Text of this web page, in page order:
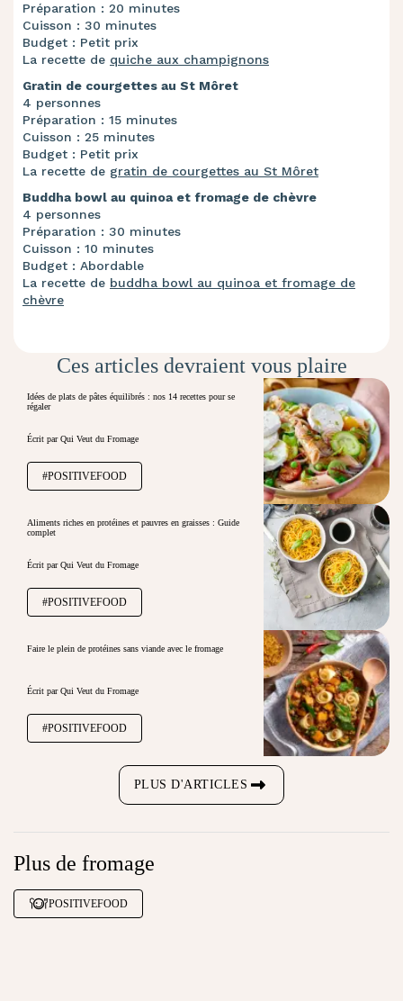
Préparation : 20 minutes
Cuisson : 30 minutes
Budget : Petit prix
La recette de quiche aux champignons
Gratin de courgettes au St Môret
4 personnes
Préparation : 15 minutes
Cuisson : 25 minutes
Budget : Petit prix
La recette de gratin de courgettes au St Môret
Buddha bowl au quinoa et fromage de chèvre
4 personnes
Préparation : 30 minutes
Cuisson : 10 minutes
Budget : Abordable
La recette de buddha bowl au quinoa et fromage de
chèvre
Ces articles devraient vous plaire
Idées de plats de pâtes équilibrés : nos 14 recettes pour se
régaler
Écrit par Qui Veut du Fromage
#POSITIVEFOOD
Aliments riches en protéines et pauvres en graisses : Guide
complet
Écrit par Qui Veut du Fromage
#POSITIVEFOOD
Faire le plein de protéines sans viande avec le fromage
Écrit par Qui Veut du Fromage
#POSITIVEFOOD
PLUS D'ARTICLES
Plus de fromage
POSITIVEFOOD